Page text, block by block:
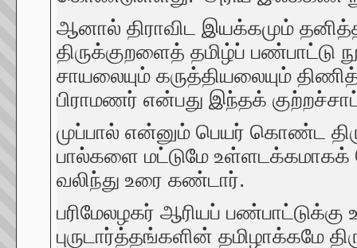
ஆனால் திராவிட இயக்கமும்
திருக்குறளைத் தமிழ்ப்
சாயலையும் கருத்தியலையும்
பிராமணர் என்பது இந்தக்
முப்பால் என்னும் பெயர் கொண்ட
பால்களை மட்டுமே உள்ளடக்கமாகக்
வலிந்து உரை கண்டார்.
பரிமேலழகர் ஆரியப்
புருடார்த்தங்களின் தமிழாக்கமே